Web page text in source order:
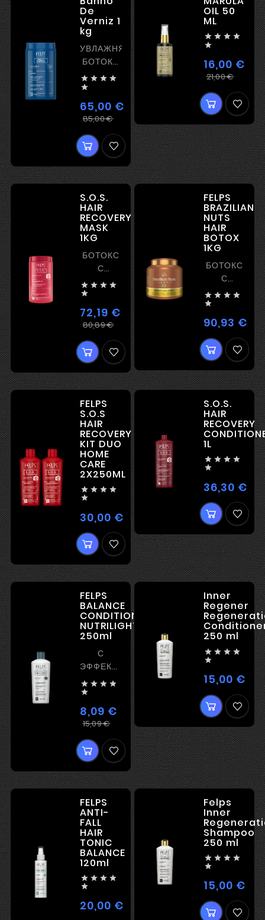
De
Verniz 1
kg
УВЛАЖНЯЮЩИЙ
БОТОКС
С
БЛЕСКОМ
БЕЗ
ВЫПРЯМЛЕНИЯ
   

65,00 €
85,00 €
Регулярная
цена
Цена
OIL 50
ML
   

16,00 €
21,00 €
цена
Цена
S.O.S.
HAIR
RECOVERY
MASK
1KG
БОТОКС
С
РЕКОНСТРУКЦИЕЙ
ВЫПРЯМЛЕНИЯ
И
ЭФФЕКТОМ
ПЛЕНКООБРАЗОВАНИЯ
   

72,19 €
80,89 €
Регулярная
цена
Цена
FELPS
BRAZILIAN
NUTS
HAIR
BOTOX
1KG
БОТОКС
С
   

90,93 €
FELPS
S.O.S
HAIR
RECOVERY
KIT DUO
HOME
CARE
2X250ML
   

30,00 €Цена
S.O.S.
HAIR
RECOVERY
1L
   

36,30 €
FELPS
BALANCE
CONDITIONER
NUTRILIGHTNESS
250ml
С
ЭФФЕКТОМ
РАЗГЛАЖИВАНИЯ
ВОЛОС
   

8,09 €
15,09 €
Регулярная
цена
Цена
Inner
Regener
250 ml
   

15,00 €
FELPS
ANTI-
FALL
HAIR
TONIC
BALANCE
120ml
   

20,00 €Цена
Felps
Inner
Shampoo
250 ml
   

15,00 €